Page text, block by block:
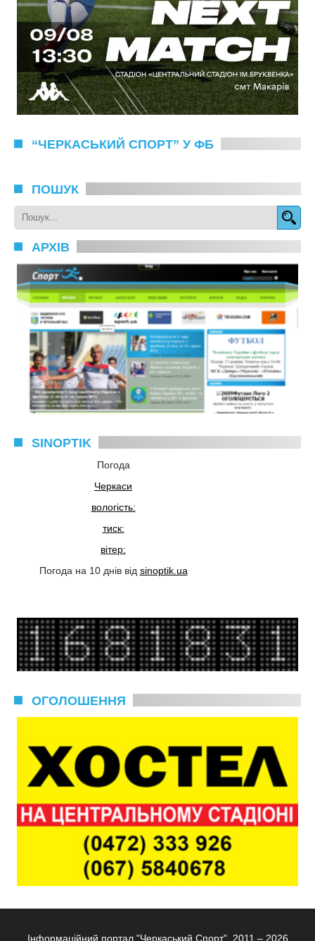
“ЧЕРКАСЬКИЙ СПОРТ” У ФБ
ПОШУК
АРХІВ
SINOPTIK
Погода
Черкаси
вологість:
тиск:
вітер:
Погода на 10 днів від sinoptik.ua
ОГОЛОШЕННЯ
Інформаційний портал "Черкаський Спорт", 2011 – 2026